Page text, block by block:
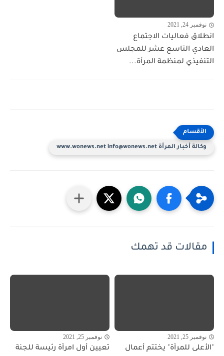
نوفمبر 24, 2021
انطلاق فعاليات الاجتماع
العادي التاسع عشر للمجلس
التنفيذي لمنظمة المرأة...
وكالة أخبار المرأة www.wonews.net info@wonews.net
مقالات قد تهمك
نوفمبر 25, 2021
"الأعلى للمرأة" يختتم أعمال
نوفمبر 25, 2021
تعيين أول امرأة رئيسة للجنة